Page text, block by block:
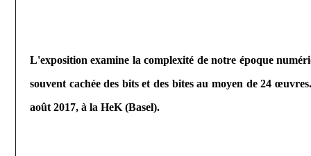
L'exposition examine la complexité de notre époque
souvent cachée des bits et des bites au moyen de 24
août 2017, à la HeK (Basel).